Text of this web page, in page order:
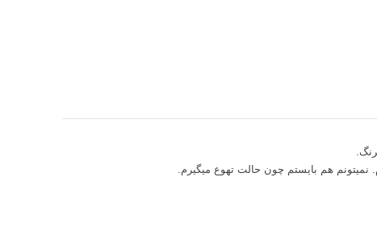
هم بایستم چون حالت تهوع میگیرم.